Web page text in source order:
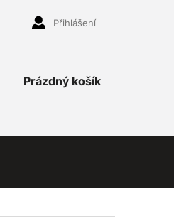
Přihlášení
Nákupní
košík
Prázdný košík